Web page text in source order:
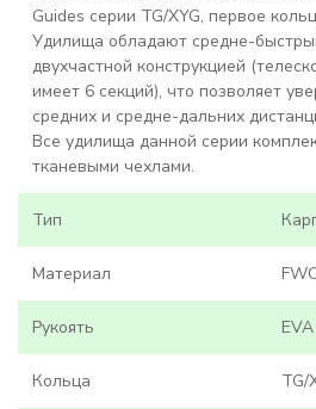
Guides серии TG/XYG, первое
Удилища обладают средне-
двухчастной конструкцией
имеет 6 секций), что позволяет
средних и средне-дальних
Все удилища данной серии
тканевыми чехлами.
Тип
Материал
Рукоять EVA
Кольца TG/